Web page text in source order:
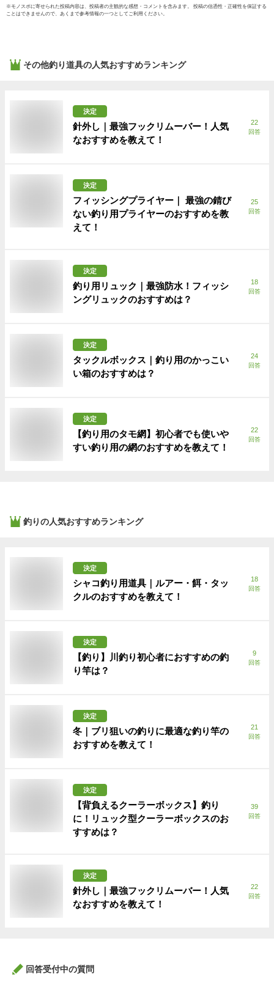
※モノスポに寄せられた投稿内容は、投稿者の主観的な感想・コメントを含みます。 投稿の信憑性・正確性を保証する
ことはできませんので、あくまで参考情報の一つとしてご利用ください。
その他釣り道具の人気おすすめランキング
決定
針外し｜最強フックリムーバー！人気
なおすすめを教えて！
22
回答
決定
フィッシングプライヤー｜ 最強の錆び
ない釣り用プライヤーのおすすめを教
えて！
25
回答
決定
釣り用リュック｜最強防水！フィッシ
ングリュックのおすすめは？
18
回答
決定
タックルボックス｜釣り用のかっこい
い箱のおすすめは？
24
回答
決定
【釣り用のタモ網】初心者でも使いや
すい釣り用の網のおすすめを教えて！
22
回答
釣りの人気おすすめランキング
決定
シャコ釣り用道具｜ルアー・餌・タッ
クルのおすすめを教えて！
18
回答
決定
【釣り】川釣り初心者におすすめの釣
り竿は？
9
回答
決定
冬｜ブリ狙いの釣りに最適な釣り竿の
おすすめを教えて！
21
回答
決定
【背負えるクーラーボックス】釣り
に！リュック型クーラーボックスのお
すすめは？
39
回答
決定
針外し｜最強フックリムーバー！人気
なおすすめを教えて！
22
回答
回答受付中の質問